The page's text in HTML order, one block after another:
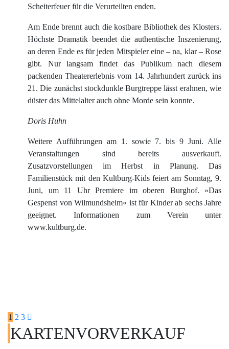
Scheiterfeuer für die Verurteilten enden.
Am Ende brennt auch die kostbare Bibliothek des Klosters.
Höchste Dramatik beendet die authentische Inszenierung,
an deren Ende es für jeden Mitspieler eine – na, klar – Rose
gibt. Nur langsam findet das Publikum nach diesem
packenden Theatererlebnis vom 14. Jahrhundert zurück ins
21. Die zunächst stockdunkle Burgtreppe lässt erahnen, wie
düster das Mittelalter auch ohne Morde sein konnte.
Doris Huhn
Weitere Aufführungen am 1. sowie 7. bis 9 Juni. Alle
Veranstaltungen sind bereits ausverkauft.
Zusatzvorstellungen im Herbst in Planung. Das
Familienstück mit den Kultburg-Kids feiert am Sonntag, 9.
Juni, um 11 Uhr Premiere im oberen Burghof. »Das
Gespenst von Wilmundsheim« ist für Kinder ab sechs Jahre
geeignet. Informationen zum Verein unter
www.kultburg.de.
Seitennummerierung
der
1 2 3
KARTENVORVERKAUF